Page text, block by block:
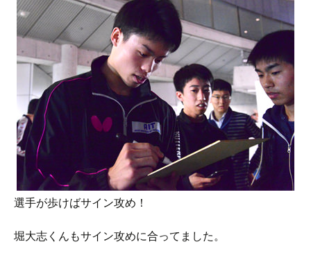
選手が歩けばサイン攻め！
堀大志くんもサイン攻めに合ってました。